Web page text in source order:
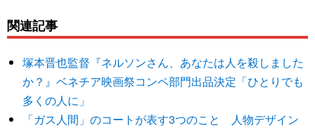
関連記事
塚本晋也監督『ネルソンさん、あなたは人を殺しました
か？』ベネチア映画祭コンペ部門出品決定「ひとりでも
多くの人に」
「ガス人間」のコートが表す3つのこと 人物デザイン